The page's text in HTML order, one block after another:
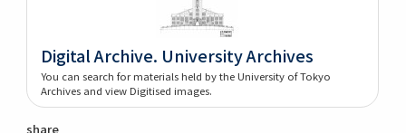
Digital Archive. University Archives
You can search for materials held by the University of Tokyo
Archives and view Digitised images.
share